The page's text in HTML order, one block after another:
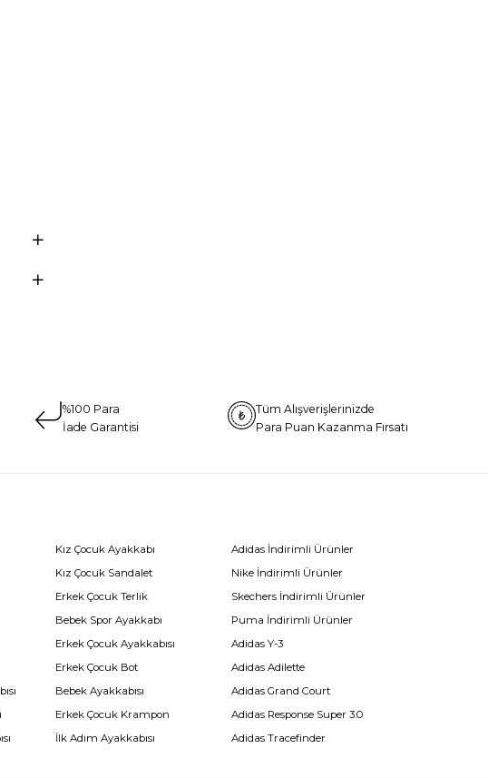
%100 Para
İade Garantisi
Tüm Alışverişlerinizde
Para Puan Kazanma Fırsatı
Kız Çocuk Ayakkabı
Kız Çocuk Sandalet
Erkek Çocuk Terlik
Bebek Spor Ayakkabı
Erkek Çocuk Ayakkabısı
Erkek Çocuk Bot
Bebek Ayakkabısı
Erkek Çocuk Krampon
İlk Adım Ayakkabısı
Adidas İndirimli Ürünler
Nike İndirimli Ürünler
Skechers İndirimli Ürünler
Puma İndirimli Ürünler
Adidas Y-3
Adidas Adilette
Adidas Grand Court
Adidas Response Super 3.0
Adidas Tracefinder